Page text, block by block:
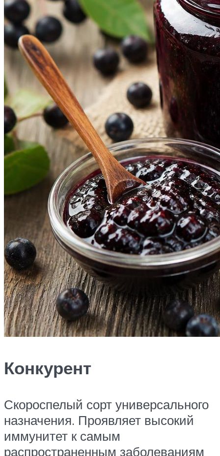
Конкурент
Скороспелый сорт универсального
назначения. Проявляет высокий
иммунитет к самым
распространенным заболеваниям